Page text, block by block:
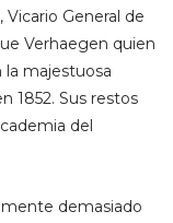
General de
Verhaegen quien
la majestuosa
1852. Sus restos
del
demasiado